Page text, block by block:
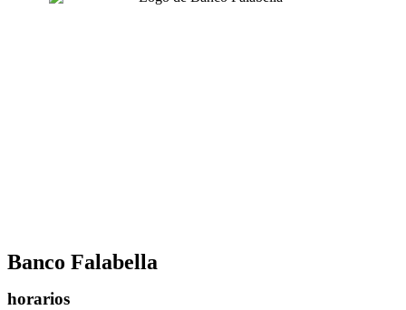
Banco Falabella
horarios